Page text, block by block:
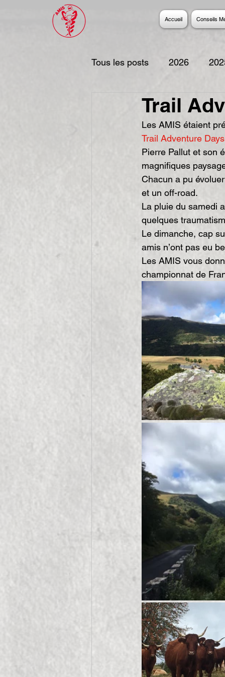
Accueil Conseils
Tous les posts 2026
2016 2015
Trail
Les AMIS étaient
Trail Adventure Days
Pierre Pallut et son
magnifiques
Chacun a pu
et un off-road.
La pluie du samedi
quelques
Le dimanche, cap
amis n’ont pas eu
Les AMIS vous
championnat de